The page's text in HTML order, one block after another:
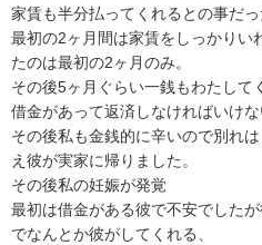
家賃も半分払ってくれるとの事だ
最初の2ヶ月間は家賃をしっかりい
たのは最初の2ヶ月のみ。
その後5ヶ月ぐらい一銭もわたして
借金があって返済しなければいけな
その後私も金銭的に辛いので別れ
え彼が実家に帰りました。
その後私の妊娠が発覚
最初は借金がある彼で不安でした
でなんとか彼がしてくれる、